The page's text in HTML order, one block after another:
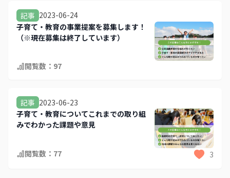
記事 2023-06-24
子育て・教育の事業提案を募集します！
（※現在募集は終了しています）
閲覧数： 97
記事 2023-06-23
子育て・教育についてこれまでの取り組
みでわかった課題や意見
閲覧数： 77 3